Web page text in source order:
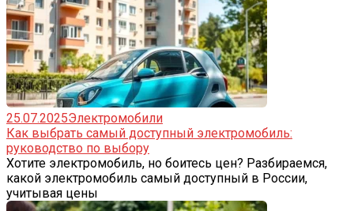
25.07.2025Электромобили
Как выбрать самый доступный электромобиль:
руководство по выбору
Хотите электромобиль, но боитесь цен? Разбираемся,
какой электромобиль самый доступный в России,
учитывая цены